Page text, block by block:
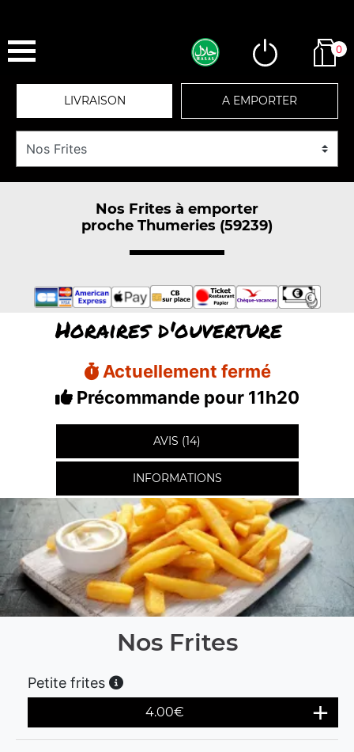
0
LIVRAISON A EMPORTER
Nos Frites à emporter
proche Thumeries (59239)
Horaires d'ouverture
Actuellement fermé
Précommande pour 11h20
AVIS (14)
INFORMATIONS
Nos Frites
Petite frites
4.00€